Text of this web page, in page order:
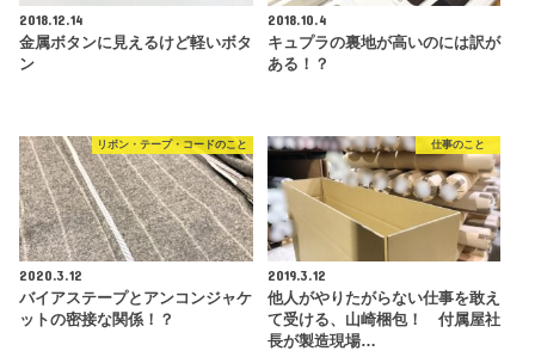
2018.12.14
金属ボタンに見えるけど軽いボタ
ン
2018.10.4
キュプラの裏地が高いのには訳が
ある！？
リボン・テープ・コードのこと
2020.3.12
バイアステープとアンコンジャケ
ットの密接な関係！？
仕事のこと
2019.3.12
他人がやりたがらない仕事を敢え
て受ける、山崎梱包！ 付属屋社
長が製造現場…